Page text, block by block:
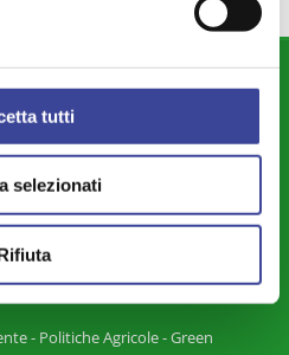
tutti
selezionati
Locale
- Politiche Agricole - Green